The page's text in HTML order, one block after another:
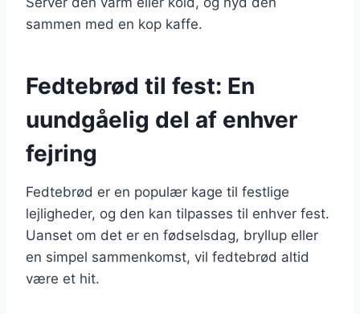
sammen med en kop kaffe.
Fedtebrød til fest: En
uundgåelig del af enhver
fejring
Fedtebrød er en populær kage til festlige
lejligheder, og den kan tilpasses til enhver fest.
Uanset om det er en fødselsdag, bryllup eller
en simpel sammenkomst, vil fedtebrød altid
være et hit.